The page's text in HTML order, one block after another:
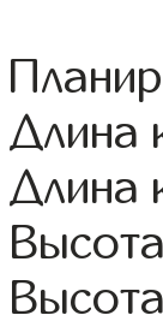
Длина
Длина